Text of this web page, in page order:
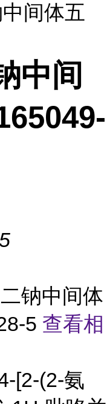
间体五
中间
钠中间体
5 查看相
[2-(2-氨